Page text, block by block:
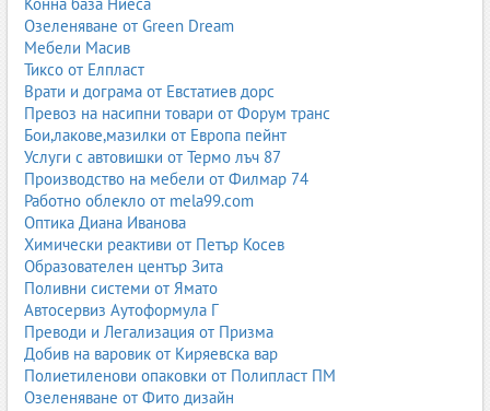
Озеленяване от Green Dream
Мебели Масив
Тиксо от Елпласт
Врати и дограма от Евстатиев дорс
Превоз на насипни товари от Форум транс
Бои,лакове,мазилки от Европа пейнт
Услуги с автовишки от Термо лъч 87
Производство на мебели от Филмар 74
Работно облекло от mela99.com
Оптика Диана Иванова
Химически реактиви от Петър Косев
Образователен център Зита
Поливни системи от Ямато
Автосервиз Аутоформула Г
Преводи и Легализация от Призма
Добив на варовик от Киряевска вар
Полиетиленови опаковки от Полипласт ПМ
Озеленяване от Фито дизайн